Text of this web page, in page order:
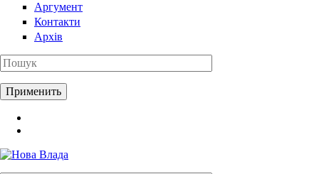
Аргумент
Контакти
Архів